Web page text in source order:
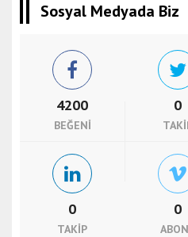
Sosyal Medyada Biz
4200
BEĞENI
0
0
TAKIP
0